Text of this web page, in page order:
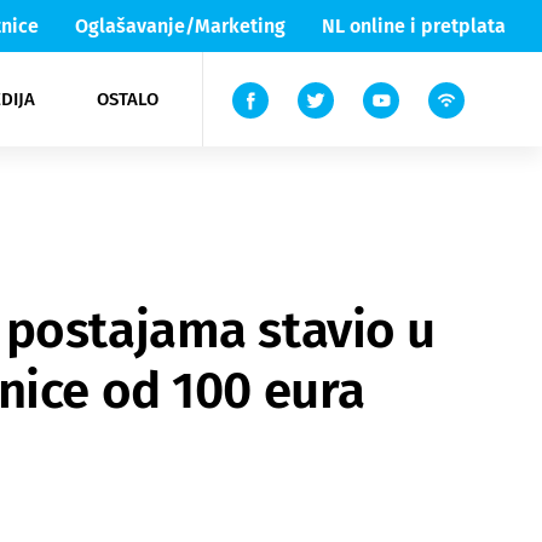
Oglašavanje/Marketing NL online i pretplata
OSTALO
Lika & Senj
TV
stavio u
od 100 eura